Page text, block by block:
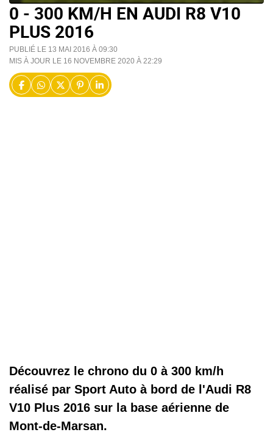
0 - 300 KM/H EN AUDI R8 V10
PLUS 2016
PUBLIÉ LE 13 MAI 2016 À 09:30
MIS À JOUR LE 16 NOVEMBRE 2020 À 22:29
Découvrez le chrono du 0 à 300 km/h
réalisé par Sport Auto à bord de l'Audi R8
V10 Plus 2016 sur la base aérienne de
Mont-de-Marsan.